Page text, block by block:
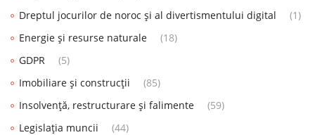
Dreptul jocurilor de noroc și al divertismentului digital
(1)
Energie și resurse naturale
(18)
GDPR
(5)
Imobiliare și construcții
(85)
Insolvență, restructurare și falimente
(59)
Legislația muncii
(44)